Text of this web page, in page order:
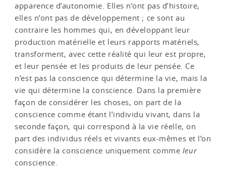
apparence d’autonomie. Elles n’ont pas d’histoire,
elles n’ont pas de développement ; ce sont au
contraire les hommes qui, en développant leur
production matérielle et leurs rapports matériels,
transforment, avec cette réalité qui leur est propre,
et leur pensée et les produits de leur pensée. Ce
n’est pas la conscience qui détermine la vie, mais la
vie qui détermine la conscience. Dans la première
façon de considérer les choses, on part de la
conscience comme étant l’individu vivant, dans la
seconde façon, qui correspond à la vie réelle, on
part des individus réels et vivants eux-mêmes et l’on
considère la conscience uniquement comme leur
conscience.